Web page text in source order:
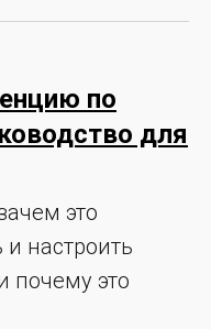
по
для
это
настроить
почему это